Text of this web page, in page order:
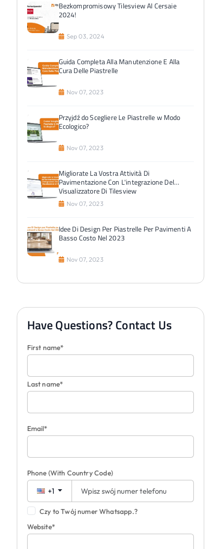
Bezkompromisowy Tilesview Al Cersaie
2024!
Sep 03, 2024
Guida Completa Alla Manutenzione E Alla
Cura Delle Piastrelle
Nov 07, 2023
Przyjdź do Scegliere Le Piastrelle w Modo
Ecologico?
Nov 07, 2023
Migliorate La Vostra Attività Di
Pavimentazione Con L'integrazione Del
Visualizzatore Di Tilesview
Nov 07, 2023
Idee Di Design Per Piastrelle Per Pavimenti A
Basso Costo Nel 2023
Nov 07, 2023
Have Questions? Contact Us
First name*
Last name*
Email*
Phone (With Country Code)
+1
Czy to Twój numer Whatsapp.?
Website*